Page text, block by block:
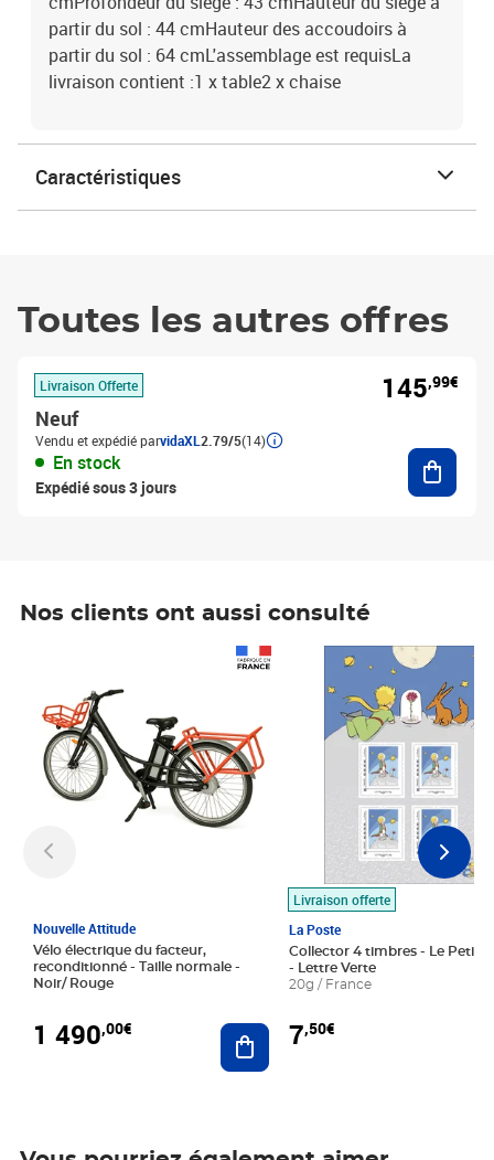
partir du sol : 44 cmHauteur des accoudoirs à
partir du sol : 64 cmL'assemblage est requisLa
livraison contient :1 x table2 x chaise
Caractéristiques
Toutes les autres offres
Livraison Offerte
Neuf
Vendu et expédié parvidaXL 2.79/5(14)
En stock
Expédié sous 3 jours
145,99€
Nos clients ont aussi consulté
Nouvelle Attitude
Vélo électrique du facteur,
reconditionné - Taille normale -
Noir/ Rouge
1 490,00€ Ajouter au panier
Livraison offerte
La Poste
Collector 4 timbres - Le Petit
- Lettre Verte
20g / France
7,50€
Prix 7,50€